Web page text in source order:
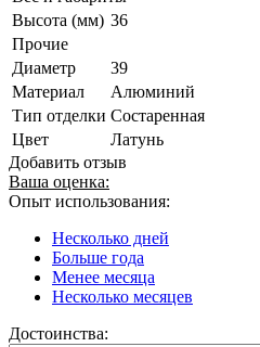
Высота (мм) 36
Прочие
Диаметр
39
Материал
Алюминий
Тип отделки Состаренная
Цвет
Латунь
Добавить отзыв
Ваша оценка:
Опыт использования:
Несколько дней
Больше года
Менее месяца
Несколько месяцев
Достоинства: